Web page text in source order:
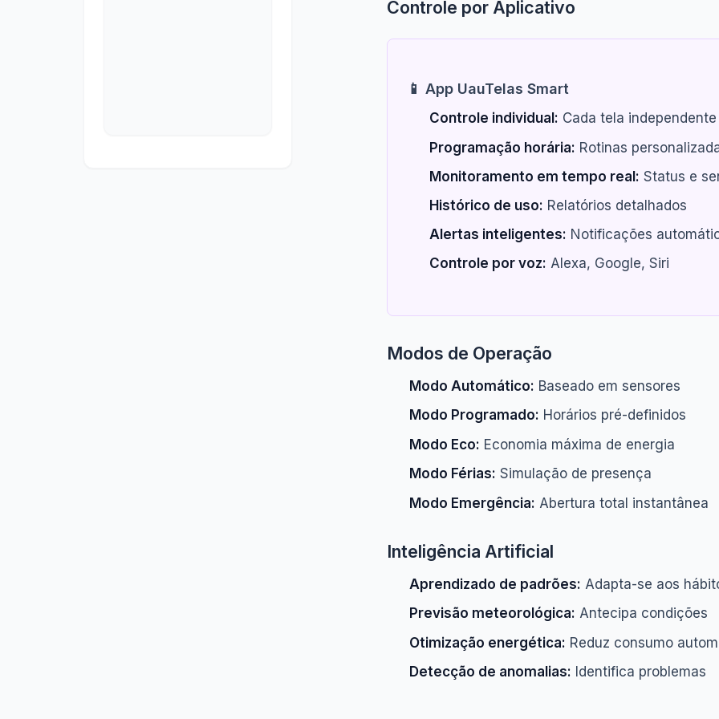
Controle por Aplicativo
📱 App UauTelas Smart
Controle individual: Cada tela independente
Programação horária: Rotinas
Monitoramento em tempo real: Status e
Histórico de uso: Relatórios detalhados
Alertas inteligentes: Notificações
Controle por voz: Alexa, Google, Siri
Modos de Operação
Modo Automático: Baseado em sensores
Modo Programado: Horários pré-definidos
Modo Eco: Economia máxima de energia
Modo Férias: Simulação de presença
Modo Emergência: Abertura total instantânea
Inteligência Artificial
Aprendizado de padrões: Adapta-se aos
Previsão meteorológica: Antecipa condições
Otimização energética: Reduz consumo
Detecção de anomalias: Identifica problemas